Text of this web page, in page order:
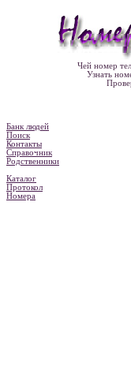
Чей номер
Узнать
Банк людей
Поиск
Контакты
Справочник
Родственники
Каталог
Протокол
Номера